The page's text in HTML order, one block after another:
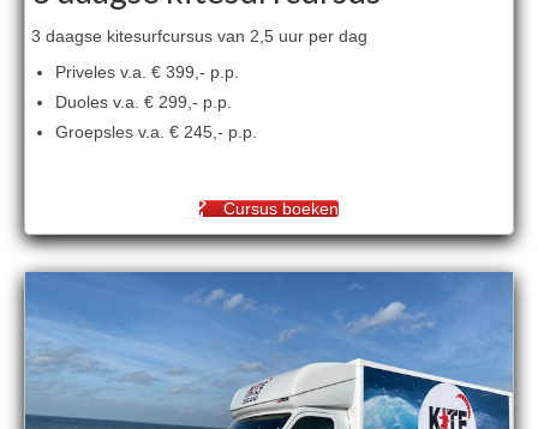
3 daagse kitesurfcursus van 2,5 uur per dag
Priveles v.a. € 399,- p.p.
Duoles v.a. € 299,- p.p.
Groepsles v.a. € 245,- p.p.
Cursus boeken